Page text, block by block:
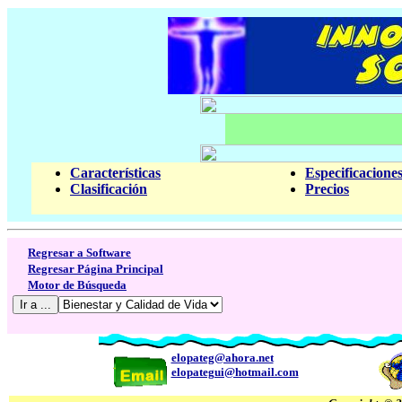
Características
Clasificación
Precios
Regresar a Software
Regresar Página Principal
Motor de Búsqueda
elopateg@ahora.net
elopategui@hotmail.com